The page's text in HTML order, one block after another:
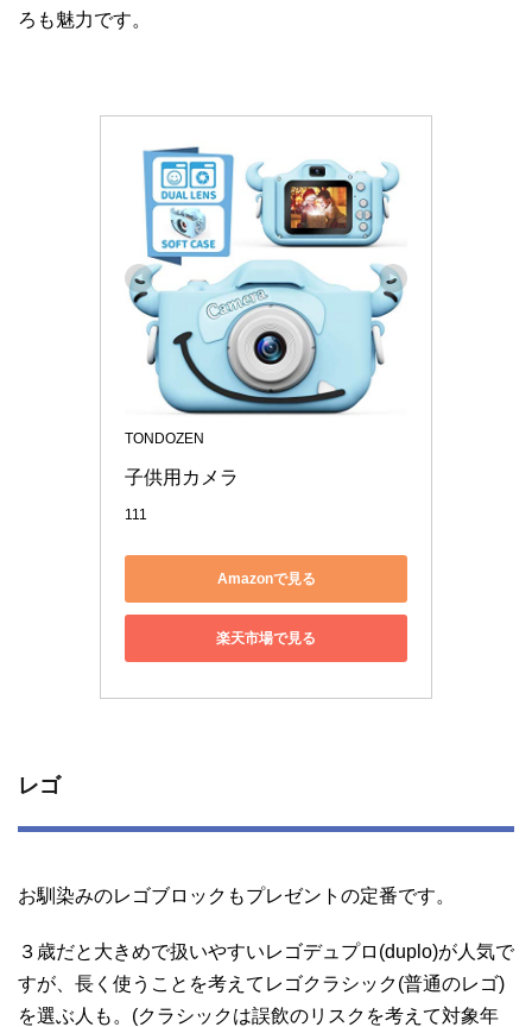
ろも魅力です。
TONDOZEN
子供用カメラ
111
Amazonで見る
楽天市場で見る
レゴ
お馴染みのレゴブロックもプレゼントの定番です。
３歳だと大きめで扱いやすいレゴデュプロ(duplo)が人気で
すが、長く使うことを考えてレゴクラシック(普通のレゴ)
を選ぶ人も。(クラシックは誤飲のリスクを考えて対象年